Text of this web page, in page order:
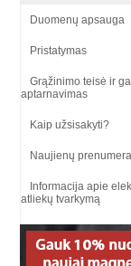
Duomenų apsauga
Pristatymas
Grąžinimo teisė ir
aptarnavimas
Kaip užsisakyti?
Naujienų
Informacija apie
atliekų tvarkymą